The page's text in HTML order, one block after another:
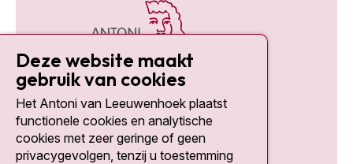
Social media
Deze website maakt
gebruik van cookies
Het Antoni van Leeuwenhoek plaatst
functionele cookies en analytische
cookies met zeer geringe of geen
privacygevolgen, tenzij u toestemming